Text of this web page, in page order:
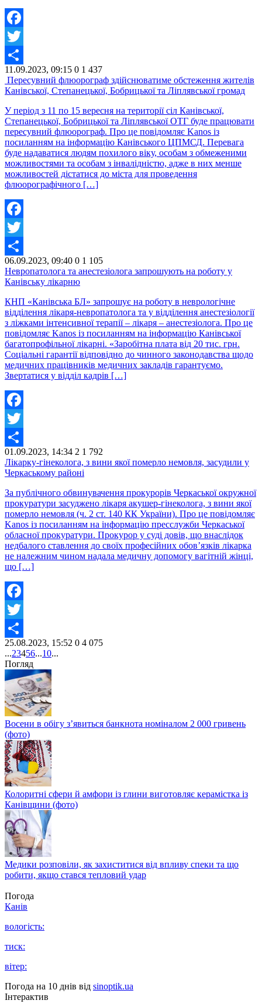
Facebook
Twitter
Share
11.09.2023, 09:15 0 1 437
Пересувний флюорограф здійснюватиме обстеження жителів
Канівської, Степанецької, Бобрицької та Ліплявської громад
У період з 11 по 15 вересня на території сіл Канівської,
Степанецької, Бобрицької та Ліплявської ОТГ буде працювати
пересувний флюорограф. Про це повідомляє Kanos із
посиланням на інформацію Канівського ЦПМСД. Перевага
буде надаватися людям похилого віку, особам з обмеженими
можливостями та особам з інвалідністю, адже в них менше
можливостей дістатися до міста для проведення
флюорографічного […]
Facebook
Twitter
Share
06.09.2023, 09:40 0 1 105
Невропатолога та анестезіолога запрошують на роботу у
Канівську лікарню
КНП «Канівська БЛ» запрошує на роботу в неврологічне
відділення лікаря-невропатолога та у відділення анестезіології
з ліжками інтенсивної терапії – лікаря – анестезіолога. Про це
повідомляє Kanos із посиланням на інформацію Канівської
багатопрофільної лікарні. «Заробітна плата від 20 тис. грн.
Соціальні гарантії відповідно до чинного законодавства щодо
медичних працівників медичних закладів гарантуємо.
Звертатися у відділ кадрів […]
Facebook
Twitter
Share
01.09.2023, 14:34 2 1 792
Лікарку-гінеколога, з вини якої померло немовля, засудили у
Черкаському районі
За публічного обвинувачення прокурорів Черкаської окружної
прокуратури засуджено лікаря акушер-гінеколога, з вини якої
померло немовля (ч. 2 ст. 140 КК України). Про це повідомляє
Kanos із посиланням на інформацію пресслужби Черкаської
обласної прокуратури. Прокурор у суді довів, що внаслідок
недбалого ставлення до своїх професійних обов’язків лікарка
не належним чином надала медичну допомогу вагітній жінці,
що […]
Facebook
Twitter
Share
25.08.2023, 15:52 0 4 075
...23456...10...
Погляд
Восени в обігу з’явиться банкнота номіналом 2 000 гривень
(фото)
Колоритні сфери й амфори із глини виготовляє керамістка із
Канівщини (фото)
Медики розповіли, як захиститися від впливу спеки та що
робити, якщо стався тепловий удар
Погода
Канів
вологість:
тиск:
вітер:
Погода на 10 днів від sinoptik.ua
Інтерактив